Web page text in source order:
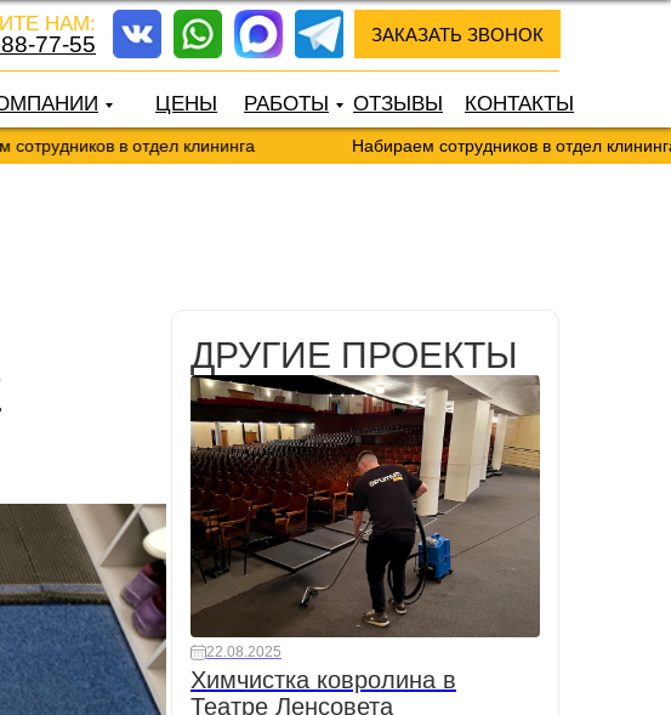
ЗАКАЗАТЬ ЗВОНОК
ЦЕНЫ РАБОТЫ КОНТАКТЫ
ОТЗЫВЫ
НАМ:
77-55
в отдел клининга Набираем сотрудников в отдел клининга
ДРУГИЕ ПРОЕКТЫ
22.08.2025
Химчистка ковролина в
Театре Ленсовета